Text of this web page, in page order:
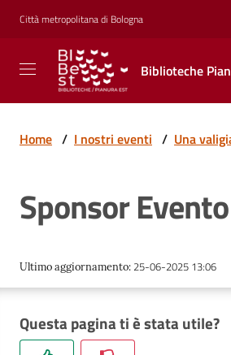
Vai al contenuto
Vai alla navigazione
Vai al footer
Città metropolitana di Bologna
Biblioteche
Biblioteche
Pianura
Est
CREARE,
RICREARSI
Biblioteche
Home / I nostri eventi / Una
Sponsor Evento
Ultimo aggiornamento: 25-06-2025 13:06
Questa pagina ti è stata utile?